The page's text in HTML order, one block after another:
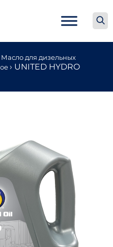
Масло для дизельных
› UNITED HYDRO